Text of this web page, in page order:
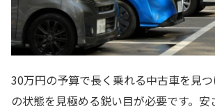
30万円の予算で長く乗れる中古車を見
の状態を見極める鋭い目が必要です。